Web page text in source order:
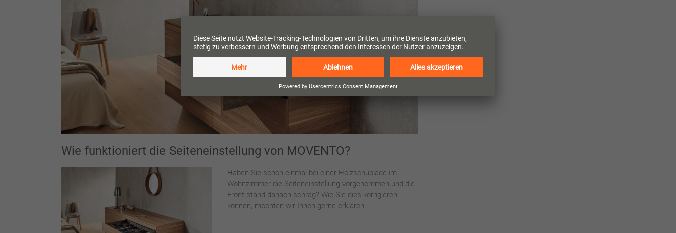
Wie funktioniert die Seiteneinstellung von MOVENTO?
Haben Sie schon einmal bei einer Holzschublade im
Wohnzimmer die Seiteneinstellung vorgenommen und die
Front stand danach schräg? Wie Sie dies korrigieren
können, möchten wir Ihnen gerne erklären.